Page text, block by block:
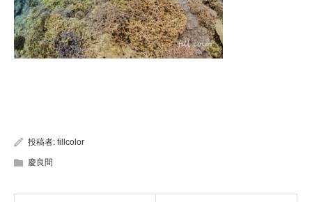
投稿者: fillcolor
慶良間